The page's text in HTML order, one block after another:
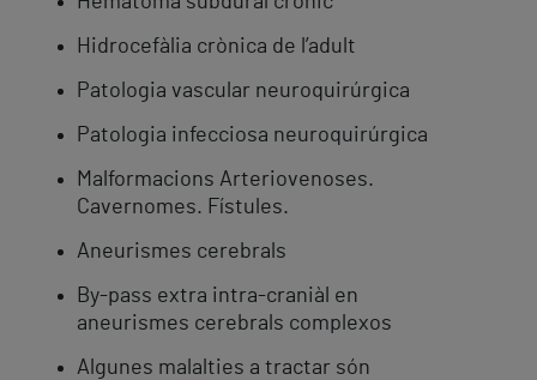
Hidrocefàlia crònica de l’adult
Patologia vascular neuroquirúrgica
Patologia infecciosa neuroquirúrgica
Malformacions Arteriovenoses.
Cavernomes. Fístules.
Aneurismes cerebrals
By-pass extra intra-craniàl en
aneurismes cerebrals complexos
Algunes malalties a tractar són